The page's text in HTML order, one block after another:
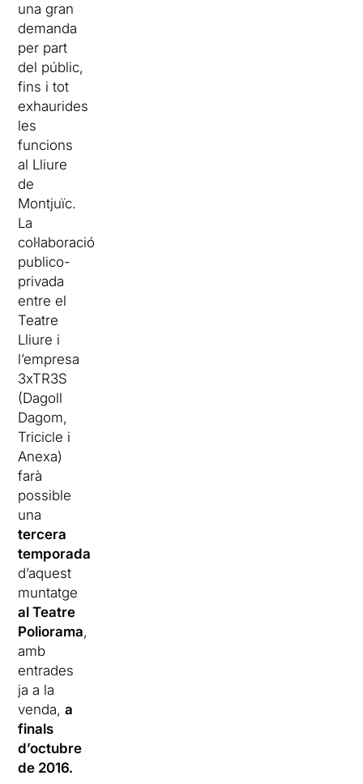
una gran
demanda
per part
del públic,
fins i tot
exhaurides
les
funcions
al Lliure
de
Montjuïc.
La
col·laboració
publico-
privada
entre el
Teatre
Lliure i
l’empresa
3xTR3S
(Dagoll
Dagom,
Tricicle i
Anexa)
farà
possible
una
tercera
temporada
d’aquest
muntatge
al Teatre
Poliorama,
amb
entrades
ja a la
venda,a
finals
d’octubre
de 2016.